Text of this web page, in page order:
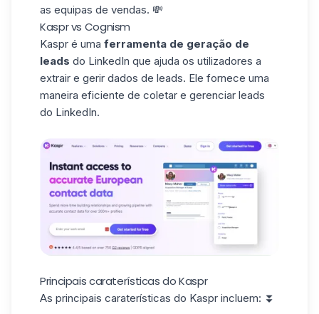
as equipas de vendas. 💸
Kaspr vs Cognism
Kaspr é uma ferramenta de geração de
leads do LinkedIn que ajuda os utilizadores a
extrair e gerir dados de leads. Ele fornece uma
maneira eficiente de coletar e gerenciar leads
do LinkedIn.
Principais caraterísticas do Kaspr
As principais caraterísticas do Kaspr incluem: ⏬